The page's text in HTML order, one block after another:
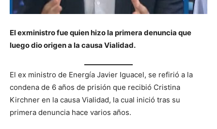
El exministro fue quien hizo la primera denuncia que
luego dio origen a la causa Vialidad.
El ex ministro de Energía Javier Iguacel, se refirió a la
condena de 6 años de prisión que recibió Cristina
Kirchner en la causa Vialidad, la cual inició tras su
primera denuncia hace varios años.